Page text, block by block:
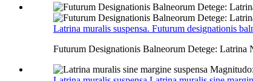
Latrina muralis suspensa. Futurum designationis
Futurum Designationis Balneorum Detege: Latrina